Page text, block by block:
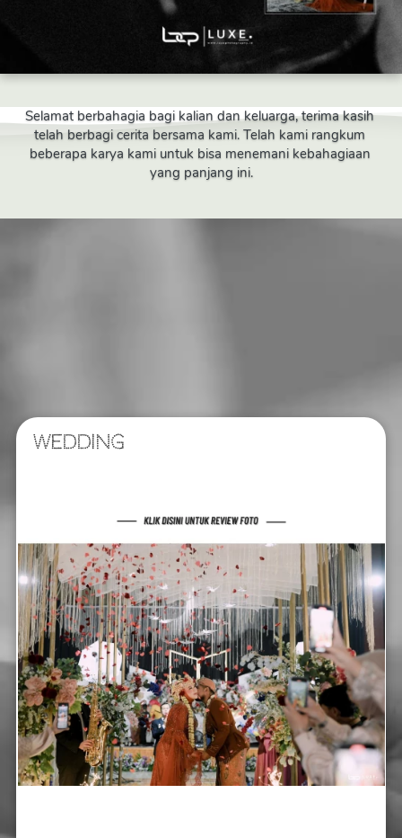
Selamat berbahagia bagi kalian dan keluarga, terima kasih
telah berbagi cerita bersama kami. Telah kami rangkum
beberapa karya kami untuk bisa menemani kebahagiaan
yang panjang ini.
WEDDING